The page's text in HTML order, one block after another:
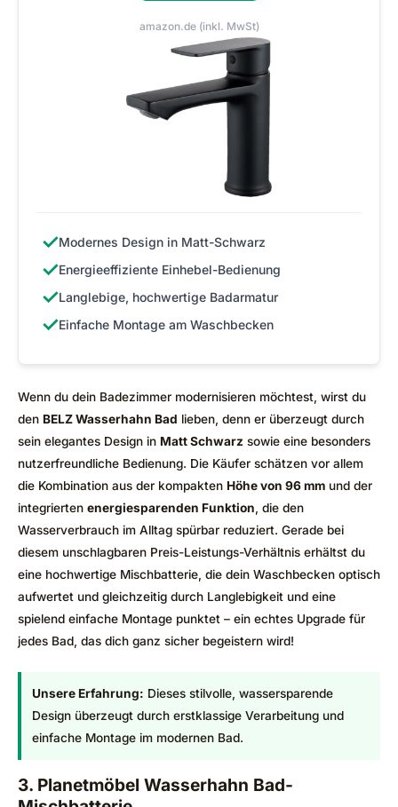
amazon.de (inkl. MwSt)
✓Modernes Design in Matt-Schwarz
✓Energieeffiziente Einhebel-Bedienung
✓Langlebige, hochwertige Badarmatur
✓Einfache Montage am Waschbecken
Wenn du dein Badezimmer modernisieren möchtest, wirst du
den BELZ Wasserhahn Bad lieben, denn er überzeugt durch
sein elegantes Design in Matt Schwarz sowie eine besonders
nutzerfreundliche Bedienung. Die Käufer schätzen vor allem
die Kombination aus der kompakten Höhe von 96 mm und der
integrierten energiesparenden Funktion , die den
Wasserverbrauch im Alltag spürbar reduziert. Gerade bei
diesem unschlagbaren Preis-Leistungs-Verhältnis erhältst du
eine hochwertige Mischbatterie, die dein Waschbecken optisch
aufwertet und gleichzeitig durch Langlebigkeit und eine
spielend einfache Montage punktet – ein echtes Upgrade für
jedes Bad, das dich ganz sicher begeistern wird!
Unsere Erfahrung: Dieses stilvolle, wassersparende
Design überzeugt durch erstklassige Verarbeitung und
einfache Montage im modernen Bad.
3. Planetmöbel Wasserhahn Bad-